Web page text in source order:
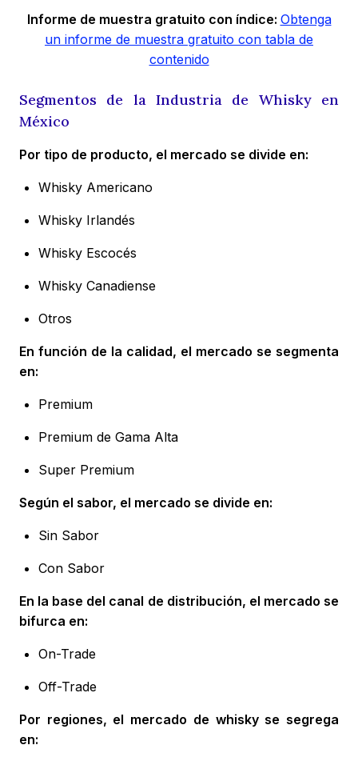
Informe de muestra gratuito con índice: Obtenga
un informe de muestra gratuito con tabla de
contenido
Segmentos de la Industria de Whisky en
México
Por tipo de producto, el mercado se divide en:
Whisky Americano
Whisky Irlandés
Whisky Escocés
Whisky Canadiense
Otros
En función de la calidad, el mercado se segmenta
en:
Premium
Premium de Gama Alta
Super Premium
Según el sabor, el mercado se divide en:
Sin Sabor
Con Sabor
En la base del canal de distribución, el mercado se
bifurca en:
On-Trade
Off-Trade
Por regiones, el mercado de whisky se segrega
en: